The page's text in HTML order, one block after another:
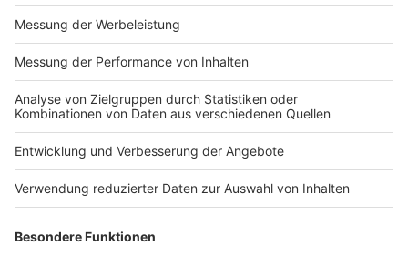
Impressum
Nutzungsbedingungen
Jobs
Presse
Werben
Archiv
Kontakt
Studio-Hotline
Verkehrs-Hotline
Newsletter